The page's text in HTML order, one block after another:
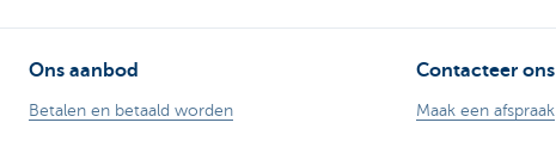
Ons aanbod
Betalen en betaald worden
Contacteer ons
Maak een afspraak